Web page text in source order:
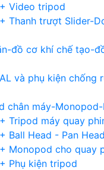
+ Video tripod
+ Thanh trượt Slider-
đồ cơ khí chế tạo-
và phụ kiện chống
chân máy-
+ Tripod máy quay
+ Ball Head - Pan
+ Monopod cho quay
+ Phụ kiện tripod